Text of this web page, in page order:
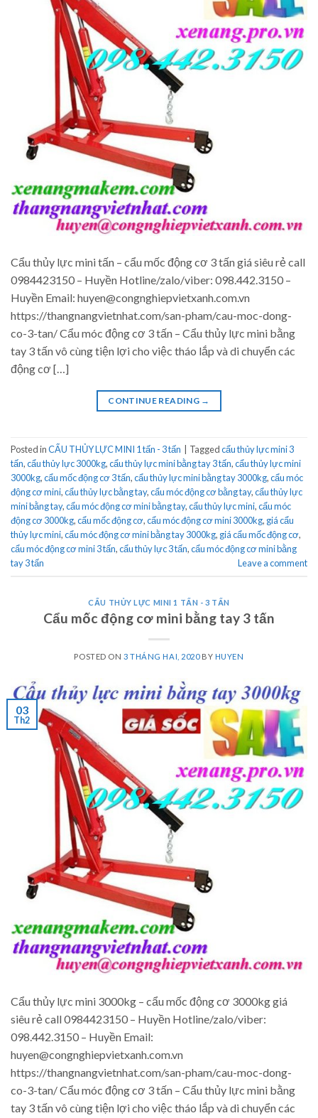
Cẩu thủy lực mini tấn – cẩu mốc động cơ 3 tấn giá siêu rẻ call
0984423150 – Huyền Hotline/zalo/viber: 098.442.3150 –
Huyền Email: huyen@congnghiepvietxanh.com.vn
https://thangnangvietnhat.com/san-pham/cau-moc-dong-
co-3-tan/ Cẩu móc động cơ 3 tấn – Cẩu thủy lực mini bằng
tay 3 tấn vô cùng tiện lợi cho việc tháo lắp và di chuyển các
động cơ […]
CONTINUE READING →
Posted inCẨU THỦY LỰC MINI 1 tấn - 3 tấn Taggedcẩu thủy lực mini 3
tấn,cẩu thủy lực 3000kg,cẩu thủy lực mini bằng tay 3 tấn,cẩu thủy lực mini
3000kg,cẩu mốc động cơ 3 tấn,cẩu thủy lực mini bằng tay 3000kg,cẩu móc
động cơ mini,cẩu thủy lực bằng tay,cẩu móc động cơ bằng tay,cẩu thủy lực
mini bằng tay,cẩu móc động cơ mini bằng tay,cẩu thủy lực mini,cẩu móc
động cơ 3000kg,cẩu mốc động cơ,cẩu móc động cơ mini 3000kg, giá cẩu
thủy lực mini,cẩu móc động cơ mini bằng tay 3000kg, giá cẩu mốc động cơ,
cẩu móc động cơ mini 3 tấn,cẩu thủy lực 3 tấn,cẩu móc động cơ mini bằng
tay 3 tấn
Leave a comment
CẨU THỦY LỰC MINI 1 TẤN - 3 TẤN
Cẩu mốc động cơ mini bằng tay 3 tấn
POSTED ON 3 THÁNG HAI, 2020BY HUYEN
03
Th2
Cẩu thủy lực mini 3000kg – cẩu mốc động cơ 3000kg giá
siêu rẻ call 0984423150 – Huyền Hotline/zalo/viber:
098.442.3150 – Huyền Email:
huyen@congnghiepvietxanh.com.vn
https://thangnangvietnhat.com/san-pham/cau-moc-dong-
co-3-tan/ Cẩu móc động cơ 3 tấn – Cẩu thủy lực mini bằng
tay 3 tấn vô cùng tiện lợi cho việc tháo lắp và di chuyển các